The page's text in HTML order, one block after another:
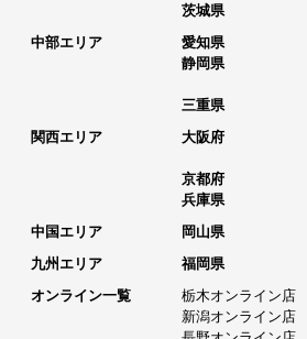
茨城県
中部エリア
愛知県
静岡県
三重県
関西エリア
大阪府
京都府
兵庫県
中国エリア
岡山県
九州エリア
福岡県
オンライン一覧
栃木オンライン店
新潟オンライン店